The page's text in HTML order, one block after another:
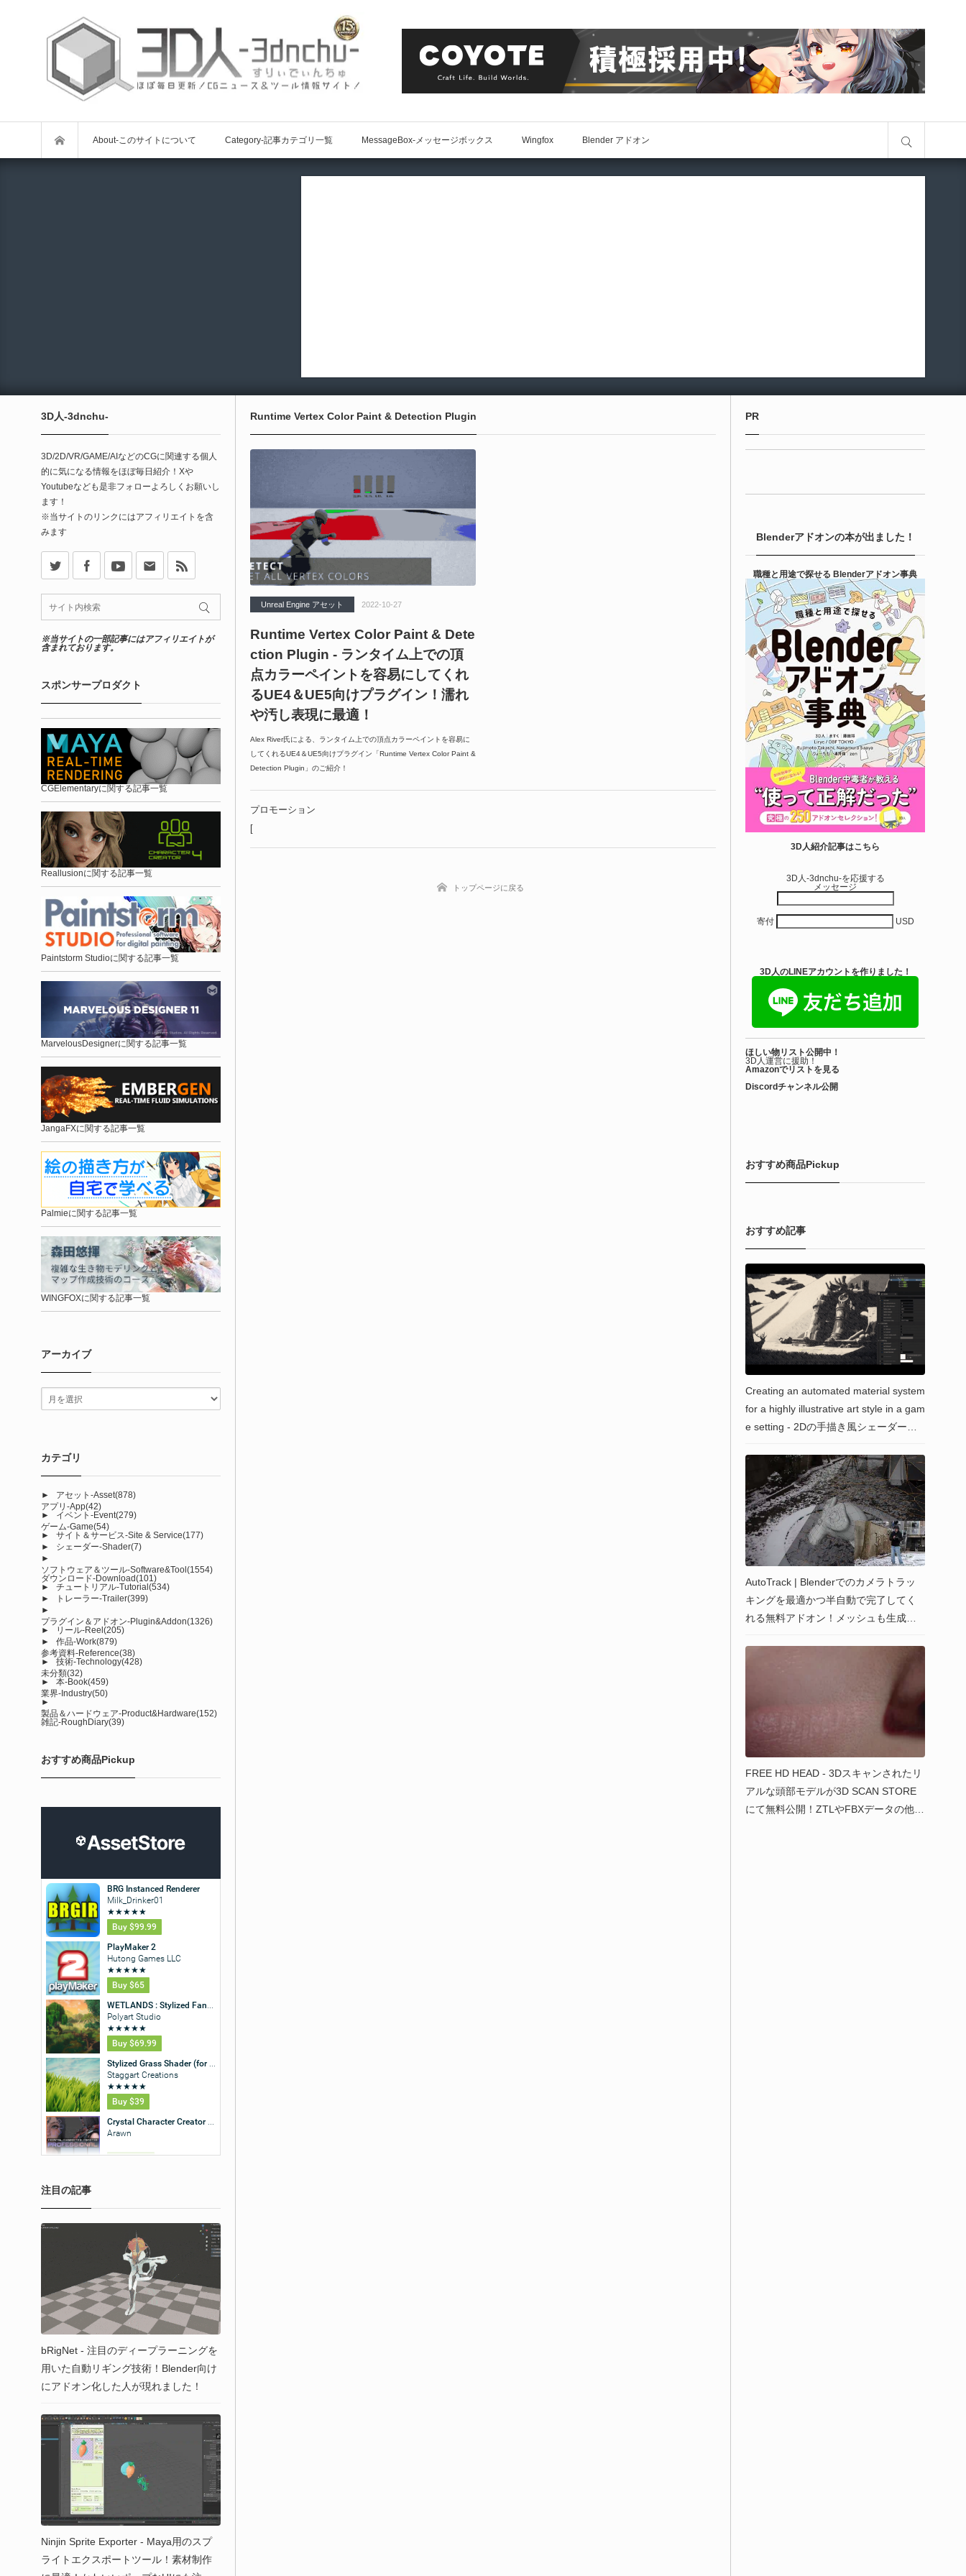
About-このサイトについて Category-記事カテゴリ一覧 MessageBox-メッセージボックス Wingfox Blender アドオン
Runtime Vertex Color Paint & Detection Plugin
Unreal Engine アセット 2022-10-27
Runtime Vertex Color Paint & Dete
ction Plugin - ランタイム上での頂
点カラーペイントを容易にしてくれ
るUE4＆UE5向けプラグイン！濡れ
や汚し表現に最適！
Alex River氏による、ランタイム上での頂点カラーペイントを容易に
してくれるUE4＆UE5向けプラグイン「Runtime Vertex Color Paint &
Detection Plugin」のご紹介！
プロモーション
[
トップページに戻る
3D人-3dnchu-
3D/2D/VR/GAME/AIなどのCGに関連する個人
的に気になる情報をほぼ毎日紹介！Xや
Youtubeなども是非フォローよろしくお願いし
ます！
※当サイトのリンクにはアフィリエイトを含
みます
※当サイトの一部記事にはアフィリエイトが
含まれております。
スポンサープロダクト
CGElementaryに関する記事一覧
Reallusionに関する記事一覧
Paintstorm Studioに関する記事一覧
MarvelousDesignerに関する記事一覧
JangaFXに関する記事一覧
Palmieに関する記事一覧
WINGFOXに関する記事一覧
アーカイブ
カテゴリ
► アセット-Asset(878)
アプリ-App(42)
►
イベント-Event(279)
ゲーム-Game(54)
►
サイト＆サービス-Site & Service(177)
►
シェーダー-Shader(7)
►
ソフトウェア＆ツール-Software&Tool(1554)
ダウンロード-Download(101)
►
チュートリアル-Tutorial(534)
►
トレーラー-Trailer(399)
►
プラグイン＆アドオン-Plugin&Addon(1326)
►
リール-Reel(205)
►
作品-Work(879)
参考資料-Reference(38)
►
技術-Technology(428)
未分類(32)
►
本-Book(459)
業界-Industry(50)
►
製品＆ハードウェア-Product&Hardware(152)
雑記-RoughDiary(39)
おすすめ商品Pickup
注目の記事
bRigNet - 注目のディープラーニングを
用いた自動リギング技術！Blender向け
にアドオン化した人が現れました！
Ninjin Sprite Exporter - Maya用のスプ
ライトエクスポートツール！素材制作
PR
Blenderアドオンの本が出ました！
職種と用途で探せる Blenderアドオン事典
3D人紹介記事はこちら
3D人-3dnchu-を応援する
メッセージ
寄付 USD
3D人のLINEアカウントを作りました！
ほしい物リスト公開中！
3D人運営に援助！
Amazonでリストを見る
Discordチャンネル公開
おすすめ商品Pickup
おすすめ記事
Creating an automated material system
for a highly illustrative art style in a gam
e setting - 2Dの手描き風シェーダーをU
論文が無料ダウンロード可能！
AutoTrack | Blenderでのカメラトラッ
キングを最適かつ半自動で完了してく
れる無料アドオン！メッシュも生成可
FREE HD HEAD - 3Dスキャンされたリ
アルな頭部モデルが3D SCAN STORE
にて無料公開！ZTLやFBXデータの他に